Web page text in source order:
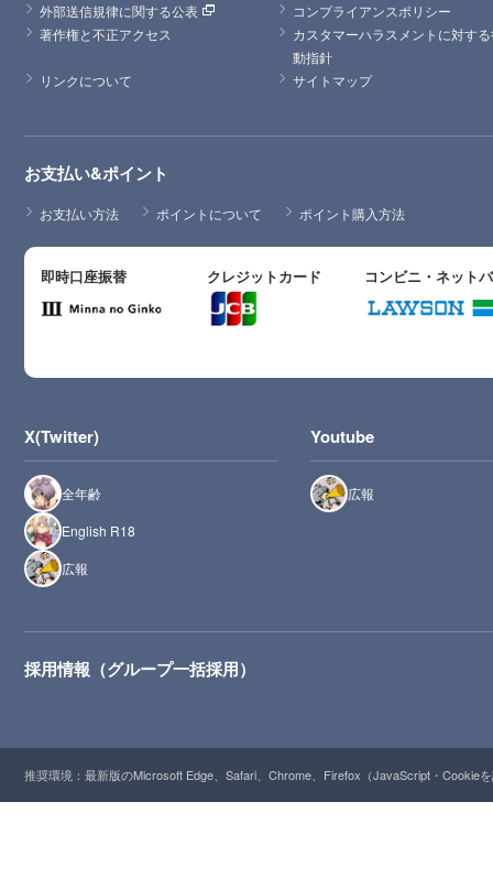
外部送信規律に関する公表
コンプライアンスポリシー
著作権と不正アクセス
カスタマーハラスメントに対す
動指針
リンクについて
サイトマップ
お支払い&ポイント
お支払い方法 ポイントについて ポイント購入方法
即時口座振替 クレジットカード コンビニ・ネット
X(Twitter)
全年齢
English R18
広報
Youtube
広報
採用情報（グループ一括採用）
推奨環境：最新版のMicrosoft Edge、Safari、Chrome、Firefox（JavaScript・Cookie